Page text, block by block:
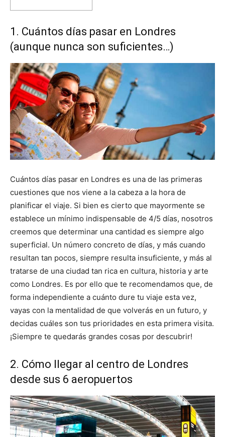
1. Cuántos días pasar en Londres
(aunque nunca son suficientes…)
Cuántos días pasar en Londres es una de las primeras
cuestiones que nos viene a la cabeza a la hora de
planificar el viaje. Si bien es cierto que mayormente se
establece un mínimo indispensable de 4/5 días, nosotros
creemos que determinar una cantidad es siempre algo
superficial. Un número concreto de días, y más cuando
resultan tan pocos, siempre resulta insuficiente, y más al
tratarse de una ciudad tan rica en cultura, historia y arte
como Londres. Es por ello que te recomendamos que, de
forma independiente a cuánto dure tu viaje esta vez,
vayas con la mentalidad de que volverás en un futuro, y
decidas cuáles son tus prioridades en esta primera visita.
¡Siempre te quedarás grandes cosas por descubrir!
2. Cómo llegar al centro de Londres
desde sus 6 aeropuertos